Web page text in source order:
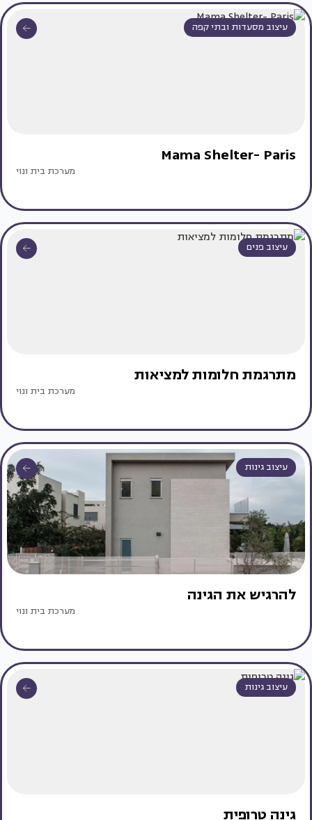
עיצוב מסעדות ובתי קפה
Mama Shelter- Paris
מערכת בית ונוי
עיצוב פנים
מתרגמת חלומות למציאות
מערכת בית ונוי
עיצוב גינות
להרגיש את הגינה
מערכת בית ונוי
עיצוב גינות
גינה טרופית